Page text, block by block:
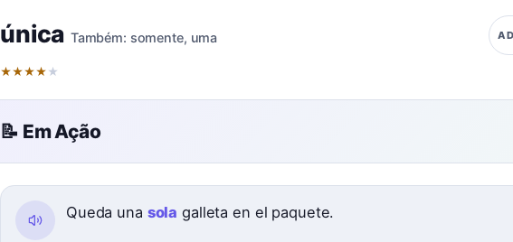
única Também: somente, uma
★★★★ ★
📝 Em Ação
Queda una sola galleta en el paquete.